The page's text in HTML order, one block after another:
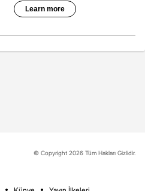
© Copyright 2026 Tüm Hakları Gizlidir.